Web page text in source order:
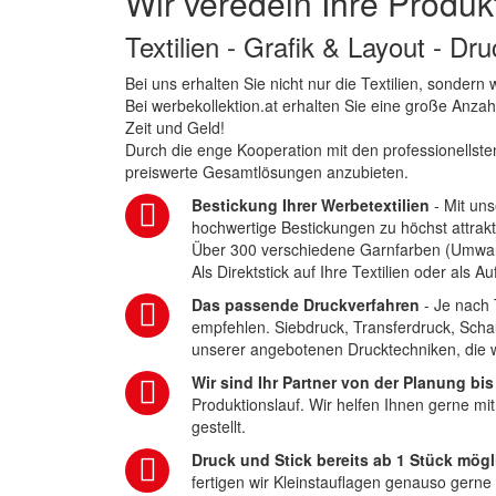
Textilien - Grafik & Layout -
Bei uns erhalten Sie nicht nur die Textilien,
Bei werbekollektion.at erhalten Sie eine große
Zeit und Geld!
Durch die enge Kooperation mit den
preiswerte Gesamtlösungen anzubieten.
Bestickung Ihrer Werbetextilien - Mit
hochwertige Bestickungen zu höchst
Über 300 verschiedene Garnfarben
Als Direktstick auf Ihre Textilien oder als
Das passende Druckverfahren - Je nach
empfehlen. Siebdruck, Transferdruck,
unserer angebotenen Drucktechniken,
Wir sind Ihr Partner von der Planung
Produktionslauf. Wir helfen Ihnen gerne
gestellt.
Druck und Stick bereits ab 1 Stück
fertigen wir Kleinstauflagen genauso